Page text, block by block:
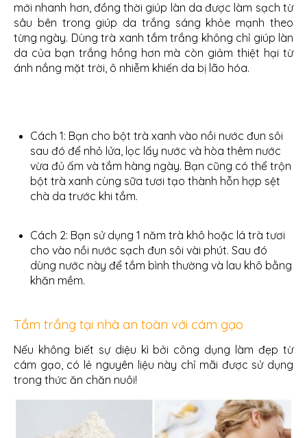
mới nhanh hơn, đồng thời giúp làn da được làm sạch từ
sâu bên trong giúp da trắng sáng khỏe mạnh theo
từng ngày. Dùng trà xanh tắm trắng không chỉ giúp làn
da của bạn trắng hồng hơn mà còn giảm thiệt hại từ
ánh nắng mặt trời, ô nhiễm khiến da bị lão hóa.
Cách 1: Bạn cho bột trà xanh vào nồi nước đun sôi
sau đó để nhỏ lửa, lọc lấy nước và hòa thêm nước
vừa đủ ấm và tắm hàng ngày. Bạn cũng có thể trộn
bột trà xanh cùng sữa tươi tạo thành hỗn hợp sệt
chà da trước khi tắm.
Cách 2: Bạn sử dụng 1 năm trà khô hoặc lá trà tươi
cho vào nồi nước sạch đun sôi vài phút. Sau đó
dùng nước này để tắm bình thường và lau khô bằng
khăn mềm.
Tắm trắng tại nhà an toàn với cám gạo
Nếu không biết sự diệu kì bởi công dụng làm đẹp từ
cám gạo, có lẻ nguyên liệu này chỉ mãi được sử dụng
trong thức ăn chăn nuôi!